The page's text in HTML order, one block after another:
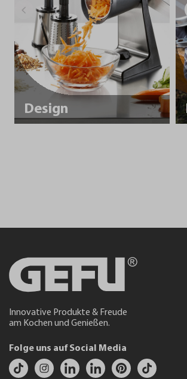
Design
Innovative Produkte & Freude
am Kochen und Genießen.
Folge uns auf Social Media